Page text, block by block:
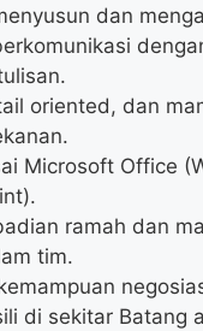
dan
oriented, dan
Microsoft Office
ramah dan
tim.
di sekitar Batang